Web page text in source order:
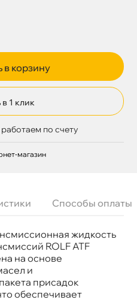
в корзину
1 клик
работаем по счету
магазин
Способы оплаты
жидкость
ROLF ATF
на основе
и
присадок
обеспечивает
SP II/III DEXRON IID/IIЕ/IIIH
T-IV NISSAN MATIC C, D, J